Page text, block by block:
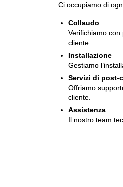
Ci occupiamo di
Collaudo
Verifichiamo
cliente.
Installazione
Gestiamo
Servizi di post-
Offriamo
cliente.
Assistenza
Il nostro team